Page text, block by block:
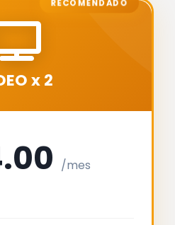
RECOMENDADO
x 2
/mes